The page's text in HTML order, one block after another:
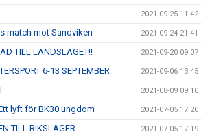
2021-09-25 11:42
match mot Sandviken 2021-09-24 21:41
TILL LANDSLAGET!! 2021-09-20 09:07
6-13 SEPTEMBER 2021-09-06 13:45
2021-08-09 09:10
lyft för BK30 ungdom 2021-07-05 17:20
TILL RIKSLÄGER 2021-07-05 17:19